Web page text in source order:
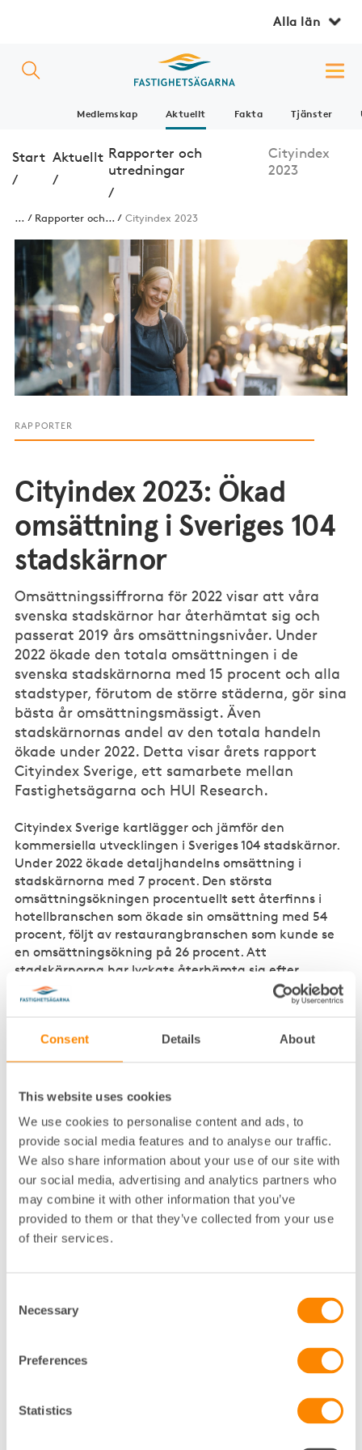
Consent Details About
This website uses cookies
We use cookies to personalise content and ads, to
provide social media features and to analyse our traffic.
We also share information about your use of our site with
our social media, advertising and analytics partners who
may combine it with other information that you’ve
provided to them or that they’ve collected from your use
of their services.
Selection
Necessary
Preferences
Statistics
Alla län
Medlemskap Aktuellt Fakta Tjänster
Start
/
Aktuellt
/
Rapporter och
utredningar
/
Cityindex
2023
... Rapporter och... Cityindex 2023
RAPPORTER
Cityindex 2023: Ökad
omsättning i Sveriges 104
stadskärnor
Omsättningssiffrorna för 2022 visar att våra
svenska stadskärnor har återhämtat sig och
passerat 2019 års omsättningsnivåer. Under
2022 ökade den totala omsättningen i de
svenska stadskärnorna med 15 procent och alla
stadstyper, förutom de större städerna, gör sina
bästa år omsättningsmässigt. Även
stadskärnornas andel av den totala handeln
ökade under 2022. Detta visar årets rapport
Cityindex Sverige, ett samarbete mellan
Fastighetsägarna och HUI Research.
Cityindex Sverige kartlägger och jämför den
kommersiella utvecklingen i Sveriges 104 stadskärnor.
Under 2022 ökade detaljhandelns omsättning i
stadskärnorna med 7 procent. Den största
omsättningsökningen procentuellt sett återfinns i
hotellbranschen som ökade sin omsättning med 54
procent, följt av restaurangbranschen som kunde se
en omsättningsökning på 26 procent. Att
stadskärnorna har lyckats återhämta sig efter
pandemin, en fördel när vi nu står inför en ny
utmanande tid.
– För att skapa en plats som människor vill besöka,
även när ekonomin är pressad, måste stadskärnorna
upplevelser baserade på platsens unika
extra fyller i sammanhanget en viktig funktion, säger
Christina Friberg, expert stadsutveckling,
Fastighetsägarna MittNord.
Under samma period ökade omsättningen i den
fysiska handeln med 6 procent på nationell nivå. E-
handeln såg för första gången under perioden för
– Att omsättningen i stadskärnorna har nått nivåer vi
tillväxten är dock i mångt och mycket ett resultat av
hög inflation. Många verksamheter i stadskärnan
möter stigande kostnader och fallande efterfrågan,
säger Emma Hernell, VD på HUI Research.